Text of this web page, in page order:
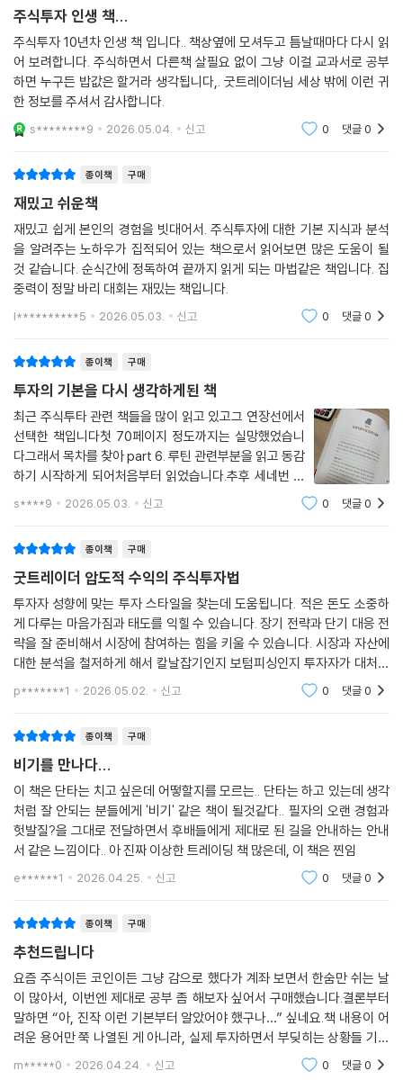
주식투자 인생 책...
주식투자 10년차 인생 책 입니다.. 책상옆에 모셔두고 틈날때마다 다시 읽
어 보려합니다. 주식하면서 다른책 살필요 없이 그냥 이걸 교과서로 공부
하면 누구든 밥값은 할거라 생각됩니다,. 굿트레이더님 세상 밖에 이런 귀
한 정보를 주셔서 감사합니다.
s********9 2026.05.04. 신고 0 댓글0
종이책 구매
재밌고 쉬운책
재밌고 쉽게 본인의 경험을 빗대어서. 주식투자에 대한 기본 지식과 분석
을 알려주는 노하우가 집적되어 있는 책으로서 읽어보면 많은 도움이 될
것 같습니다. 순식간에 정독하여 끝까지 읽게 되는 마법같은 책입니다. 집
중력이 정말 바리 대회는 재밌는 책입니다.
l**********5 2026.05.03. 신고 0 댓글0
종이책 구매
투자의 기본을 다시 생각하게된 책
최근 주식투타 관련 책들을 많이 읽고 있고그 연장선에서
선택한 책입니다첫 70페이지 정도까지는 실망했었습니
다그래서 목차를 찾아 part 6. 루틴 관련부분을 읽고 동감
하기 시작하게 되어처음부터 읽었습니다.추후 세네번 반
복해서 정독할 계획입니다.투자 전반에 대한 인사이트를
s****9 2026.05.03. 신고 0 댓글0
종이책 구매
굿트레이더 압도적 수익의 주식투자법
투자자 성향에 맞는 투자 스타일을 찾는데 도움됩니다. 적은 돈도 소중하
게 다루는 마음가짐과 태도를 익힐 수 있습니다. 장기 전략과 단기 대응 전
략을 잘 준비해서 시장에 참여하는 힘을 키울 수 있습니다. 시장과 자산에
대한 분석을 철저하게 해서 칼날잡기인지 보텀피싱인지 투자자가 대처하
는 방법을 유연하게 접근할 수 있습니다. 시장 상황에 맞는 맞춤형 전략으
로 수익 실현에
p*******1 2026.05.02. 신고 0 댓글0
종이책 구매
비기를 만나다...
이 책은 단타는 치고 싶은데 어떻할지를 모르는.. 단타는 하고 있는데 생각
처럼 잘 안되는 분들에게 '비기' 같은 책이 될것같다.. 필자의 오랜 경험과
헛발질?을 그대로 전달하면서 후배들에게 제대로 된 길을 안내하는 안내
서 같은 느낌이다.. 아 진짜 이상한 트레이딩 책 많은데, 이 책은 찐임
e******1 2026.04.25. 신고 0 댓글0
종이책 구매
추천드립니다
요즘 주식이든 코인이든 그냥 감으로 했다가 계좌 보면서 한숨만 쉬는 날
이 많아서, 이번엔 제대로 공부 좀 해보자 싶어서 구매했습니다.결론부터
말하면 “아, 진작 이런 기본부터 알았어야 했구나…” 싶네요.책 내용이 어
려운 용어만 쭉 나열된 게 아니라, 실제 투자하면서 부딪히는 상황들 기준
으로 설명해줘서 이해가 잘 됩니다.특히 매도 타이밍이나 리스크 관리 같
m*****0 2026.04.24. 신고 0 댓글0